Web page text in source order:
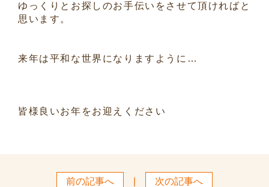
ゆっくりとお探しのお手伝いをさせて頂ければと
思います。
来年は平和な世界になりますように…
皆様良いお年をお迎えください
前の記事へ 次の記事へ